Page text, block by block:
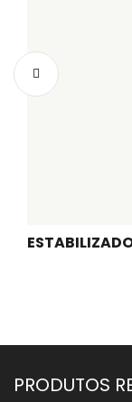
PRODUTOS